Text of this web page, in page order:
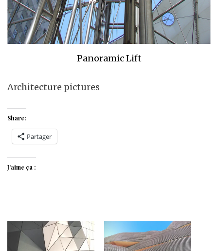
Panoramic Lift
Architecture pictures
Share:
Partager
J’aime ça :